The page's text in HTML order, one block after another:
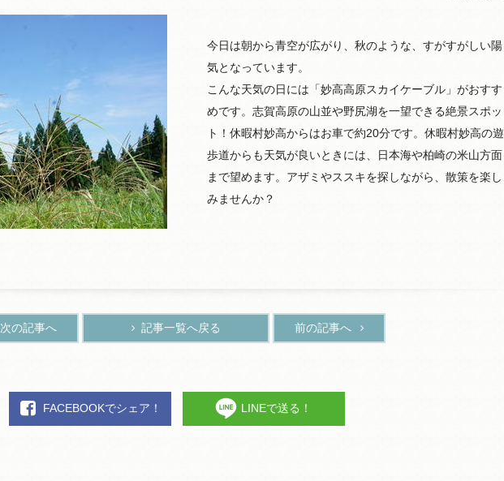
今日は朝から青空が広がり、秋のような、すがすがしい陽
気となっています。
こんな天気の日には「妙高高原スカイケーブル」がおすす
めです。志賀高原の山並や野尻湖を一望できる絶景スポッ
ト！休暇村妙高からはお車で約20分です。休暇村妙高の遊
歩道からも天気が良いときには、日本海や柏崎の米山方面
まで望めます。アザミやススキを探しながら、散策を楽し
みませんか？
次の記事へ 記事一覧へ戻る 前の記事へ
FACEBOOKでシェア！ LINEで送る！